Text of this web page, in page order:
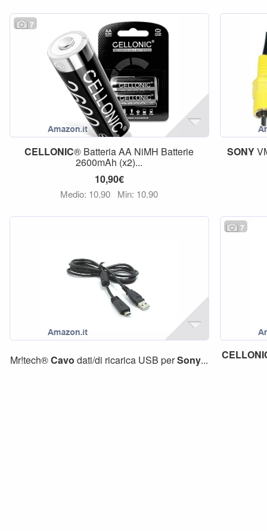
7
CELLONIC® Batteria AA NiMH Batterie
2600mAh (x2)...
10,90€
Medio: 10,90 Min: 10,90
SONY
Mr!tech®Cavo dati/di ricarica USB perSony...
7